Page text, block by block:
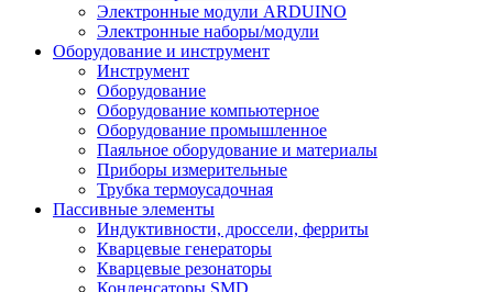
Электронные модули ARDUINO
Электронные наборы/модули
Оборудование и инструмент
Инструмент
Оборудование
Оборудование компьютерное
Оборудование промышленное
Паяльное оборудование и материалы
Приборы измерительные
Трубка термоусадочная
Пассивные элементы
Индуктивности, дроссели, ферриты
Кварцевые генераторы
Кварцевые резонаторы
Конденсаторы SMD